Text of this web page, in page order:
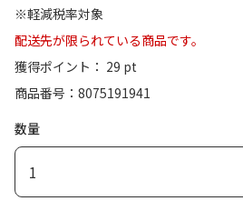
※軽減税率対象
配送先が限られている商品です。
獲得ポイント： 29 pt
商品番号
8075191941
数量
1